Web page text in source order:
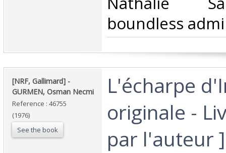
boundless
‎[NRF, Gallimard] - ‎
‎GURMEN, Osman Necmi‎
Reference : 46755
(1976)
See the book
‎L'écharpe
originale -
par l'auteur ]‎